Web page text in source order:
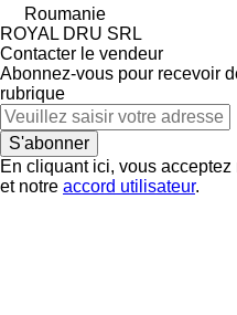
Roumanie
ROYAL DRU SRL
Contacter le vendeur
Abonnez-vous pour recevoir
rubrique
S'abonner
En cliquant ici, vous acceptez
et notre accord utilisateur.